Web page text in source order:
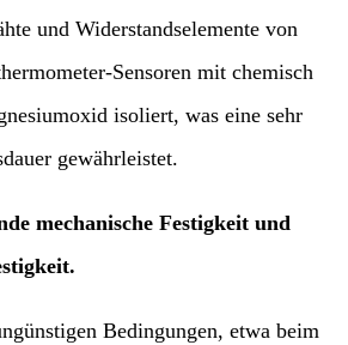
und Widerstandselemente von
Sensoren mit chemisch
isoliert, was eine sehr
gewährleistet.
mechanische Festigkeit und
Bedingungen, etwa beim